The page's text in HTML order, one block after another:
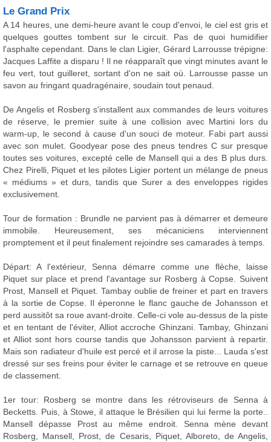
Le Grand Prix
A 14 heures, une demi-heure avant le coup d'envoi, le ciel est gris et
quelques gouttes tombent sur le circuit. Pas de quoi humidifier
l'asphalte cependant. Dans le clan Ligier, Gérard Larrousse trépigne:
Jacques Laffite a disparu ! Il ne réapparaît que vingt minutes avant le
feu vert, tout guilleret, sortant d'on ne sait où. Larrousse passe un
savon au fringant quadragénaire, soudain tout penaud.
De Angelis et Rosberg s'installent aux commandes de leurs voitures
de réserve, le premier suite à une collision avec Martini lors du
warm-up, le second à cause d'un souci de moteur. Fabi part aussi
avec son mulet. Goodyear pose des pneus tendres C sur presque
toutes ses voitures, excepté celle de Mansell qui a des B plus durs.
Chez Pirelli, Piquet et les pilotes Ligier portent un mélange de pneus
« médiums » et durs, tandis que Surer a des enveloppes rigides
exclusivement.
Tour de formation : Brundle ne parvient pas à démarrer et demeure
immobile. Heureusement, ses mécaniciens interviennent
promptement et il peut finalement rejoindre ses camarades à temps.
Départ: A l'extérieur, Senna démarre comme une flèche, laisse
Piquet sur place et prend l'avantage sur Rosberg à Copse. Suivent
Prost, Mansell et Piquet. Tambay oublie de freiner et part en travers
à la sortie de Copse. Il éperonne le flanc gauche de Johansson et
perd aussitôt sa roue avant-droite. Celle-ci vole au-dessus de la piste
et en tentant de l'éviter, Alliot accroche Ghinzani. Tambay, Ghinzani
et Alliot sont hors course tandis que Johansson parvient à repartir.
Mais son radiateur d'huile est percé et il arrose la piste... Lauda s'est
dressé sur ses freins pour éviter le carnage et se retrouve en queue
de classement.
1er tour: Rosberg se montre dans les rétroviseurs de Senna à
Becketts. Puis, à Stowe, il attaque le Brésilien qui lui ferme la porte..
Mansell dépasse Prost au même endroit. Senna mène devant
Rosberg, Mansell, Prost, de Cesaris, Piquet, Alboreto, de Angelis,